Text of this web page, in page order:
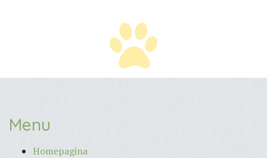
Menu
Homepagina